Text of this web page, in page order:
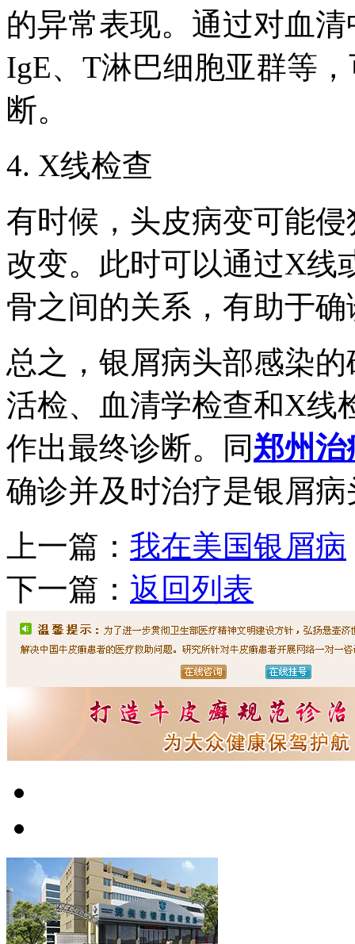
的异常表现。通过对血
IgE、T淋巴细胞亚群等
断。
4. X线检查
有时候，头皮病变可能
改变。此时可以通过X线
骨之间的关系，有助于确
总之，银屑病头部感染
活检、血清学检查和X线
作出最终诊断。同郑州
确诊并及时治疗是银屑
上一篇： 我在美国银屑病
下一篇： 返回列表